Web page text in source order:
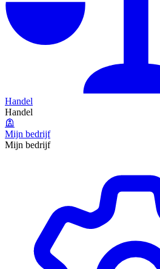
Handel
Handel
Mijn bedrijf
Mijn bedrijf